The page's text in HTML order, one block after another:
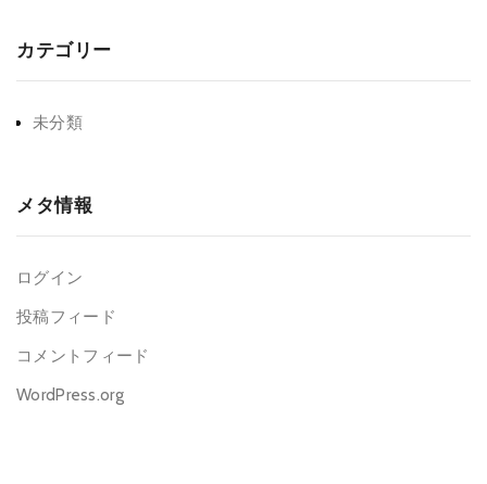
カテゴリー
未分類
メタ情報
ログイン
投稿フィード
コメントフィード
WordPress.org